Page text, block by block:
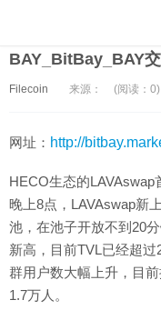
BAY_BitBay_BAY
Filecoin 来源： (阅读：0)
网址： http://
HECO生态的LAVAswap
晚上8点，LAVAswap新
池，在池子开放不到20
新高，目前TVL已经超
群用户数大幅上升，目
1.7万人。